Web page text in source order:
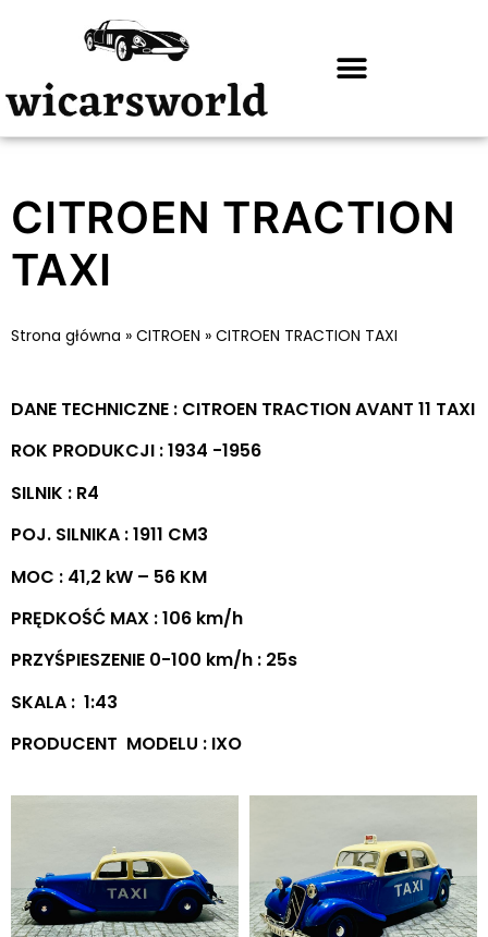
CITROEN TRACTION
TAXI
Strona główna » CITROEN » CITROEN TRACTION TAXI
DANE TECHNICZNE : CITROEN TRACTION AVANT 11 TAXI
ROK PRODUKCJI : 1934 -1956
SILNIK : R4
POJ. SILNIKA : 1911 CM3
MOC : 41,2 kW – 56 KM
PRĘDKOŚĆ MAX : 106 km/h
PRZYŚPIESZENIE 0-100 km/h : 25s
SKALA : 1:43
PRODUCENT MODELU : IXO